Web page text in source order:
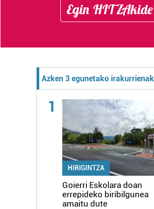
Egin HITZAkide
Azken 3 egunetako irakurrienak
1
HIRIGINTZA
Goierri Eskolara doan
errepideko biribilgunea
amaitu dute